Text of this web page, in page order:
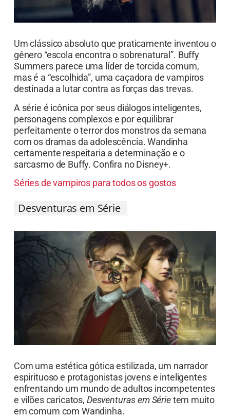
Um clássico absoluto que praticamente inventou o
gênero “escola encontra o sobrenatural”. Buffy
Summers parece uma líder de torcida comum,
mas é a “escolhida”, uma caçadora de vampiros
destinada a lutar contra as forças das trevas.
A série é icônica por seus diálogos inteligentes,
personagens complexos e por equilibrar
perfeitamente o terror dos monstros da semana
com os dramas da adolescência. Wandinha
certamente respeitaria a determinação e o
sarcasmo de Buffy. Confira no Disney+.
Séries de vampiros para todos os gostos
Desventuras em Série
Com uma estética gótica estilizada, um narrador
espirituoso e protagonistas jovens e inteligentes
enfrentando um mundo de adultos incompetentes
e vilões caricatos, Desventuras em Sérietem muito
em comum com Wandinha.